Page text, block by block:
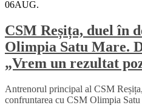
06AUG.
CSM Reșița, duel în
Olimpia Satu Mare.
„Vrem un rezultat
Antrenorul principal al CSM
confruntarea cu CSM Olimpia